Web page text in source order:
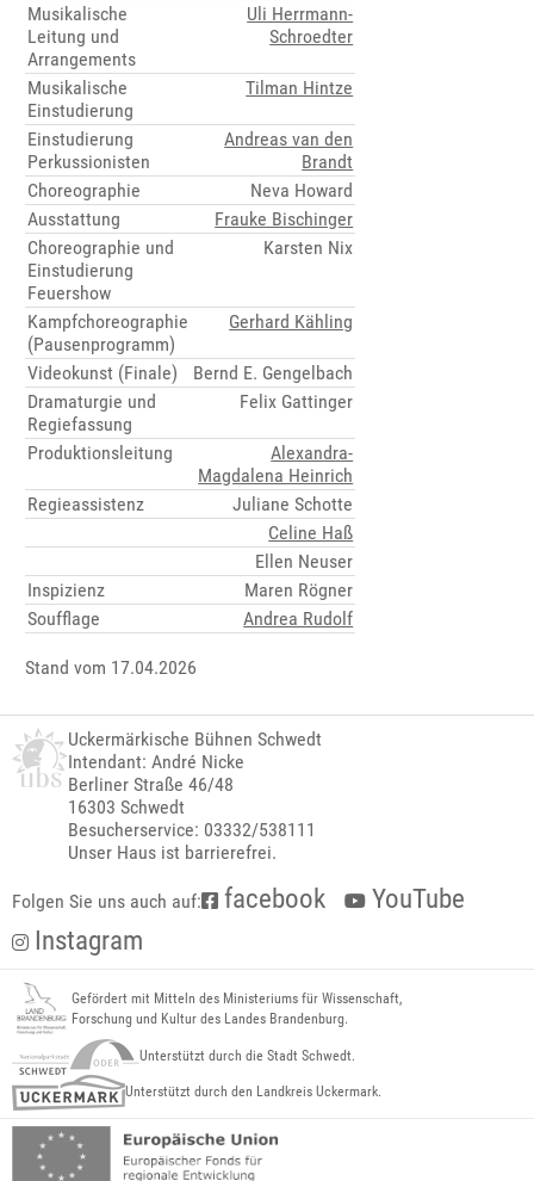
Musikalische
Leitung und
Arrangements
Uli Herrmann-
Schroedter
Musikalische
Einstudierung
Tilman Hintze
Einstudierung
Perkussionisten
Andreas van den
Brandt
Choreographie
Neva Howard
Ausstattung
Frauke Bischinger
Choreographie und
Einstudierung
Feuershow
Karsten Nix
Kampfchoreographie
(Pausenprogramm)
Gerhard Kähling
Videokunst (Finale)
Bernd E. Gengelbach
Dramaturgie und
Regiefassung
Felix Gattinger
Produktionsleitung
Alexandra-
Magdalena Heinrich
Regieassistenz
Juliane Schotte
Celine Haß
Ellen Neuser
Inspizienz
Maren Rögner
Soufflage
Andrea Rudolf
Stand vom 17.04.2026
Uckermärkische Bühnen Schwedt
Intendant: André Nicke
Berliner Straße 46/48
16303 Schwedt
Besucherservice: 03332/538111
Unser Haus ist barrierefrei.
Folgen Sie uns auch auf: facebook
YouTube
Instagram
Gefördert mit Mitteln des Ministeriums für Wissenschaft,
Forschung und Kultur des Landes Brandenburg.
Unterstützt durch die Stadt Schwedt.
Unterstützt durch den Landkreis Uckermark.